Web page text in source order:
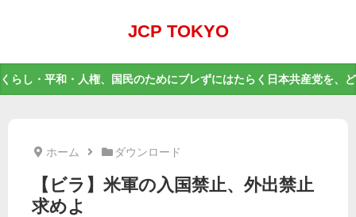
JCP TOKYO
くらし・平和・人権、国民のためにブレずにはたらく日本共産党を、
ホーム ダウンロード
【ビラ】米軍の入国禁止、外出禁止
求めよ